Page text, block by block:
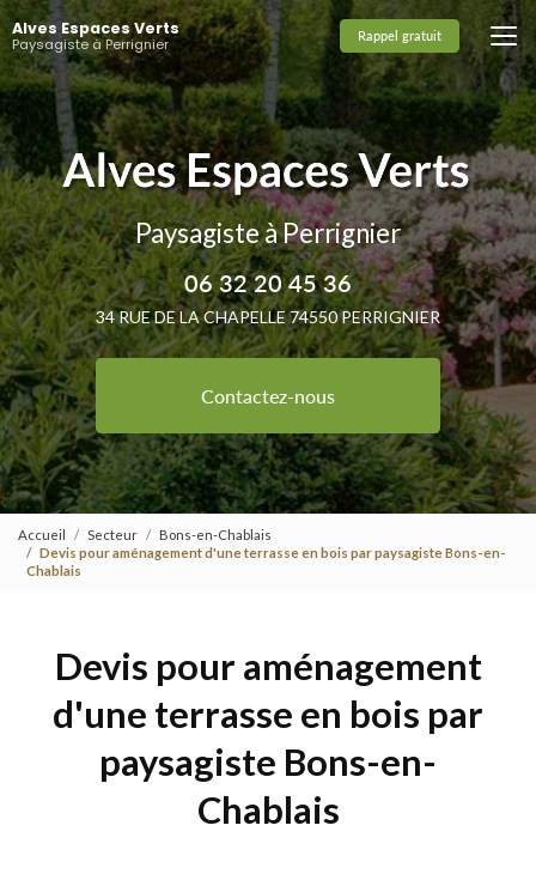
Aller
au
contenu
principal
Alves Espaces Verts
Paysagiste à Perrignier Rappel gratuit
Paysagiste à Perrignier
06 32 20 45 36
34 RUE DE LA CHAPELLE 74550 PERRIGNIER
Contactez-nous
Accueil Secteur
Bons-en-Chablais
Devis pour aménagement d'une terrasse en bois par paysagiste Bons-en-
Chablais
Devis pour aménagement
d'une terrasse en bois par
paysagiste Bons-en-
Chablais